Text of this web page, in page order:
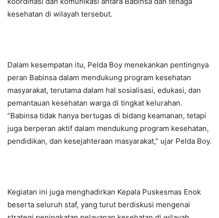
kesehatan di wilayah tersebut.
Dalam kesempatan itu, Pelda Boy menekankan pentingnya
peran Babinsa dalam mendukung program kesehatan
masyarakat, terutama dalam hal sosialisasi, edukasi, dan
pemantauan kesehatan warga di tingkat kelurahan.
“Babinsa tidak hanya bertugas di bidang keamanan, tetapi
juga berperan aktif dalam mendukung program kesehatan,
pendidikan, dan kesejahteraan masyarakat,” ujar Pelda Boy.
Kegiatan ini juga menghadirkan Kepala Puskesmas Enok
beserta seluruh staf, yang turut berdiskusi mengenai